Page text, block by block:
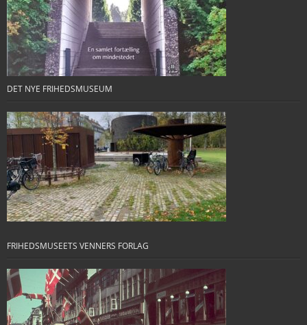
DET NYE FRIHEDSMUSEUM
FRIHEDSMUSEETS VENNERS FORLAG